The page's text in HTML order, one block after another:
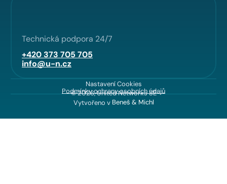
Technická podpora 24/7
+420 373 705 705
info@u-n.cz
Nastavení Cookies
Podmínky ochrany osobních údajů
© 2026, United Networks SE
Vytvořeno v Beneš & Michl